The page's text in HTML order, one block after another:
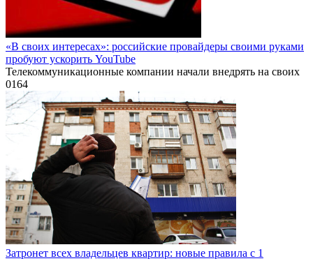
«В своих интересах»: российские провайдеры своими руками
пробуют ускорить YouTube
Телекоммуникационные компании начали внедрять на своих
0164
Затронет всех владельцев квартир: новые правила с 1